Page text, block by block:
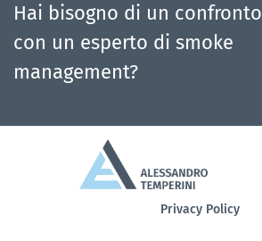
Hai bisogno di un confronto
con un esperto di smoke
management?
Privacy Policy